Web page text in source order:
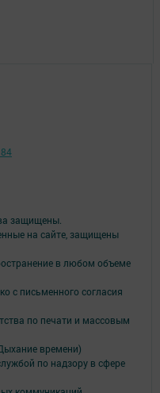
защищены.
на сайте, защищены
в любом объеме
с письменного согласия
по печати и массовым
времени)
по надзору в сфере